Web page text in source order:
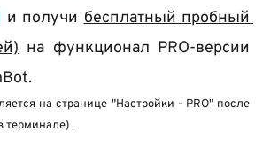
и получи бесплатный пробный
на функционал PRO-версии
на странице "Настройки - PRO" после
терминале) .